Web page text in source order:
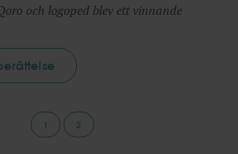
och logoped blev ett vinnande
1 2